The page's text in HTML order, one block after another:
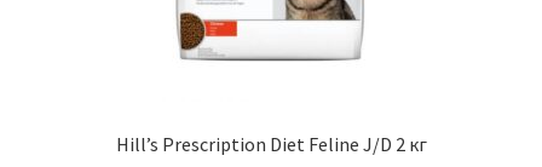
Hill’s Prescription Diet Feline J/D 2 кг